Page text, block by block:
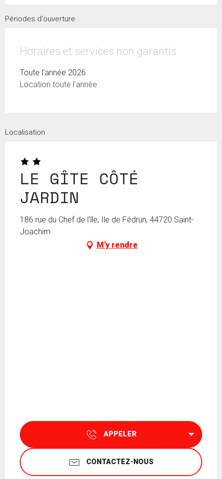
Périodes d'ouverture
Horaires et services non garantis
Toute l'année 2026
Location toute l'année
Localisation
LE GÎTE CÔTÉ
JARDIN
186 rue du Chef de l'île, Ile de Fédrun, 44720 Saint-
Joachim
M'y rendre
APPELER
CONTACTEZ-NOUS